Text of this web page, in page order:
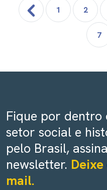
1 2
7
Fique por dentro
setor social e
pelo Brasil,
newsletter.
mail.